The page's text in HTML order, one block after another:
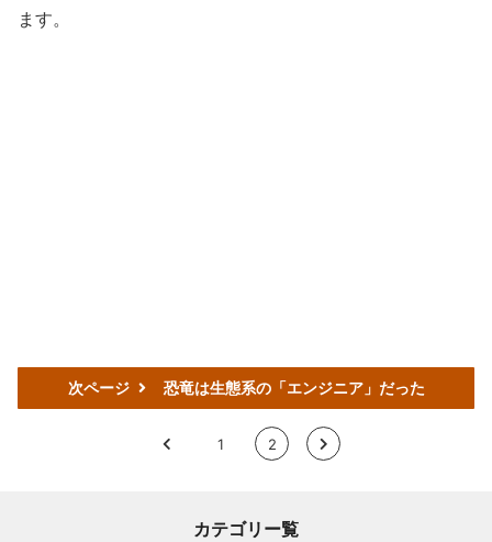
ます。
次ページ 恐竜は生態系の「エンジニア」だった
< 1 2 >
カテゴリー覧